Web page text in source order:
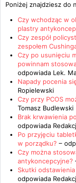
Poniżej znajdziesz do
Czy wchodząc w
plastry
Czy zespół
zespołem
Czy po usunięciu
powinnam
odpowiada Lek.
Napady pocenia
Ropielewski
Czy przy PCOS
Tomasz Budlewski
Brak krwawienia
odpowiada
Po przyjęciu
w porządku? –
Czy można
antykoncepcyjne?
Skutki
odpowiada